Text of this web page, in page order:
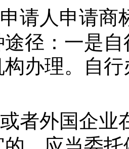
请人申请商
径：一是
办理。自
者外国企业